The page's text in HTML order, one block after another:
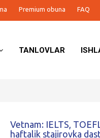
Premium obuna FAQ
TANLOVLAR
Vetnam: IELTS,
haftalik stajirovka